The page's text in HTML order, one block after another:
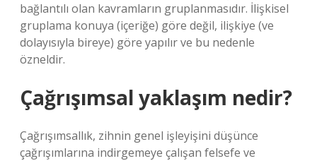
bağlantılı olan kavramların gruplanmasıdır. İlişkisel
gruplama konuya (içeriğe) göre değil, ilişkiye (ve
dolayısıyla bireye) göre yapılır ve bu nedenle
özneldir.
Çağrışımsal yaklaşım nedir?
Çağrışımsallık, zihnin genel işleyişini düşünce
çağrışımlarına indirgemeye çalışan felsefe ve